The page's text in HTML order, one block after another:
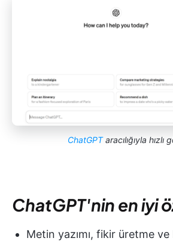
ChatGPTaracılığıyla hızlı
ChatGPT'nin en iyi
Metin yazımı, fikir üretme